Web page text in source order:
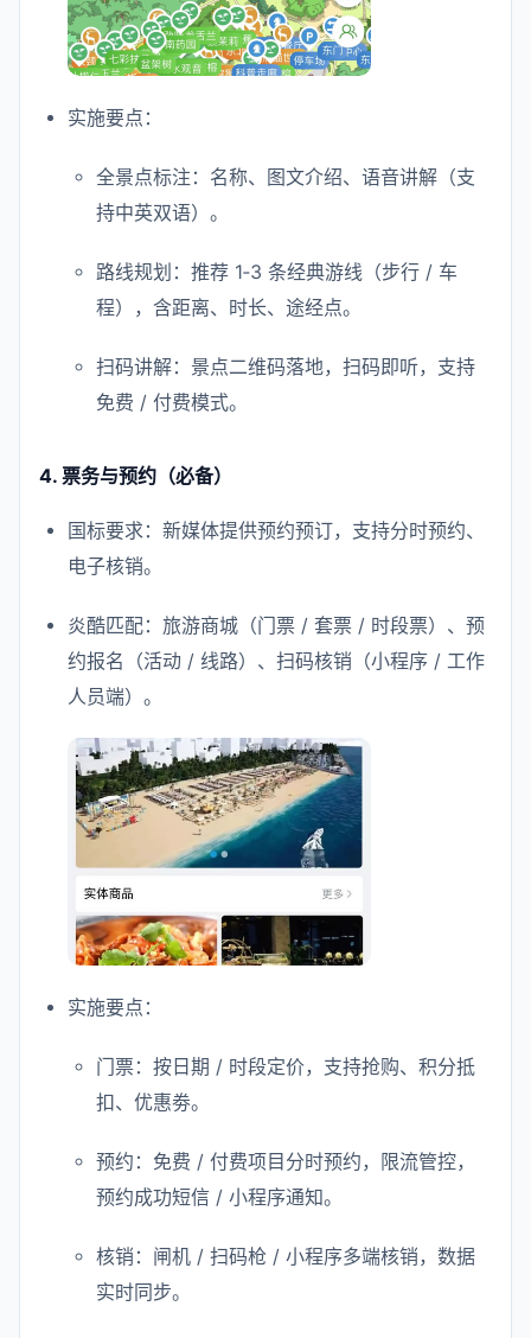
实施要点：
全景点标注：名称、图文介绍、语音讲解（支
持中英双语）。
路线规划：推荐 1‑3 条经典游线（步行 / 车
程），含距离、时长、途经点。
扫码讲解：景点二维码落地，扫码即听，支持
免费 / 付费模式。
4. 票务与预约（必备）
国标要求：新媒体提供预约预订，支持分时预约、
电子核销。
炎酷匹配：旅游商城（门票 / 套票 / 时段票）、预
约报名（活动 / 线路）、扫码核销（小程序 / 工作
人员端）。
实施要点：
门票：按日期 / 时段定价，支持抢购、积分抵
扣、优惠劵。
预约：免费 / 付费项目分时预约，限流管控，
预约成功短信 / 小程序通知。
核销：闸机 / 扫码枪 / 小程序多端核销，数据
实时同步。